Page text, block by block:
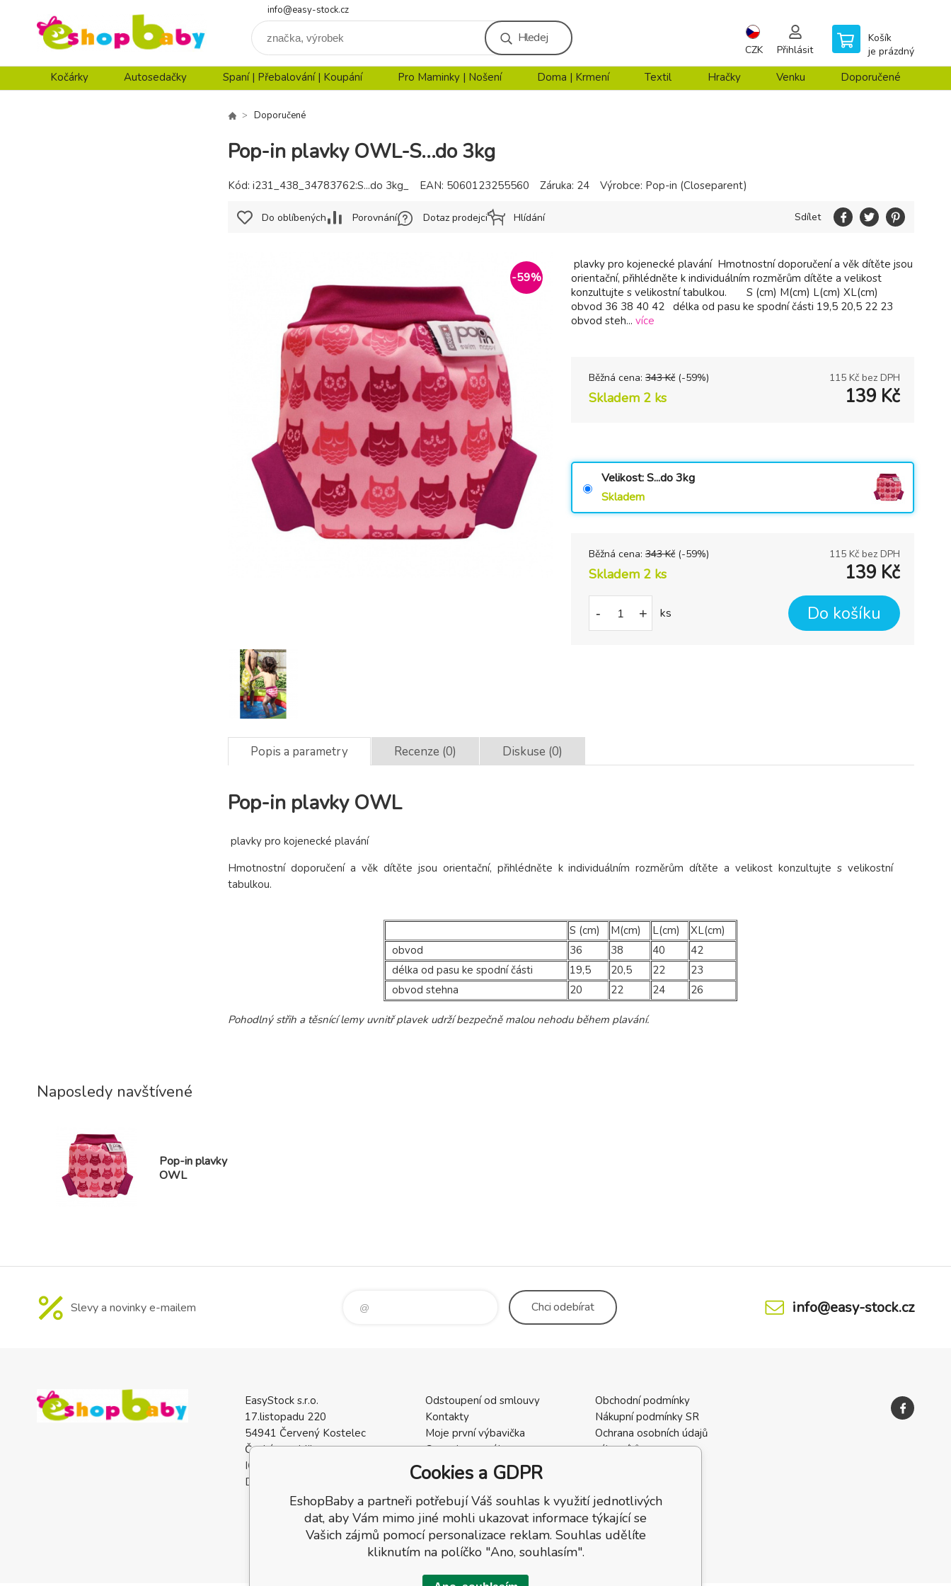
info@easy-stock.cz
Hledej
CZK Přihlásit
Košík
je prázdný
Kočárky Autosedačky Spaní | Přebalování | Koupání Pro Maminky | Nošení Doma | Krmení Textil Hračky Venku Doporučené
Doporučené
Pop-in plavky OWL-S...do 3kg
-59%
plavky pro kojenecké plavání Hmotnostní doporučení a věk dítěte jsou
orientační, přihlédněte k individuálním rozměrům dítěte a velikost
konzultujte s velikostní tabulkou. S (cm) M(cm) L(cm) XL(cm)
obvod 36 38 40 42 délka od pasu ke spodní části 19,5 20,5 22 23
obvod steh... více
Běžná cena: 343 Kč (-59%) 115 Kč bez DPH
Skladem 2 ks 139 Kč
Velikost: S...do 3kg
Skladem
Běžná cena: 343 Kč (-59%) 115 Kč bez DPH
Skladem 2 ks 139 Kč
- + ks Do košíku
Kód: i231_438_34783762:S...do 3kg_ EAN: 5060123255560 Záruka: 24 Výrobce: Pop-in (Closeparent)
Do oblíbených Porovnání Dotaz prodejci Hlídání Sdílet
Popis a parametry Recenze (0) Diskuse (0)
Pop-in plavky OWL
plavky pro kojenecké plavání
Hmotnostní doporučení a věk dítěte jsou orientační, přihlédněte k individuálním rozměrům dítěte a velikost konzultujte s velikostní
tabulkou.
S (cm) M(cm) L(cm)
XL(cm)
obvod
36 38 40
42
délka od pasu ke spodní části
19,5 20,5 22
23
obvod stehna
20 22 24 26
Pohodlný střih a těsnící lemy uvnitř plavek udrží bezpečně malou nehodu během plavání.
Naposledy navštívené
Pop-in plavky
OWL
Slevy a novinky e-mailem Chciodebírat info@easy-stock.cz
EasyStock s.r.o.
17.listopadu 220
54941 Červený Kostelec
Česká republika
IČO: 07727402
DIČ: CZ07727402
Odstoupení od smlouvy
Kontakty
Moje první výbavička
Ceny dopravného
Vrácení zboží / Reklamace
Reklamace
Recenze
Obchodní podmínky
Nákupní podmínky SR
Ochrana osobních údajů
zákazníků
Cookies a GDPR
EshopBaby a partneři potřebují Váš souhlas k využití jednotlivých
dat, aby Vám mimo jiné mohli ukazovat informace týkající se
Vašich zájmů pomocí personalizace reklam. Souhlas udělíte
kliknutím na políčko "Ano, souhlasím".